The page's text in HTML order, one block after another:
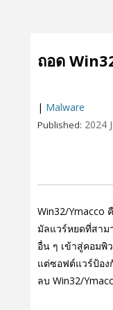
ถอด
| Malware
Published: 2024
Win32/Ymacco
มัลแวร์หยดที่สาม
อื่น ๆ เข้าสู่คอมพิ
แต่ซอฟต์แวร์ป้อง
ลบ Win32/